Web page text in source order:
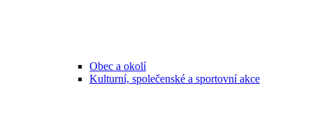
Obec a okolí
Kulturní, společenské a sportovní akce